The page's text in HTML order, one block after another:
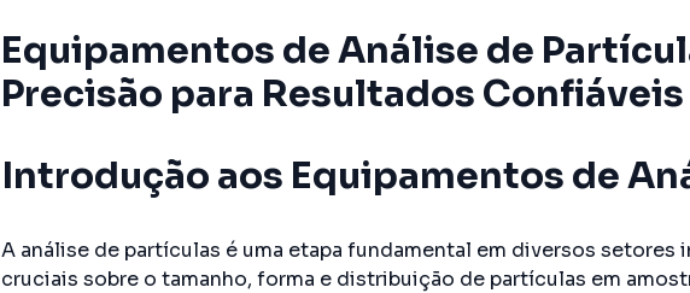
Equipamentos de Análise de
Precisão para Resultados Confiáveis
Introdução aos Equipamentos de
A análise de partículas é uma etapa fundamental em diversos
cruciais sobre o tamanho, forma e distribuição de partículas em